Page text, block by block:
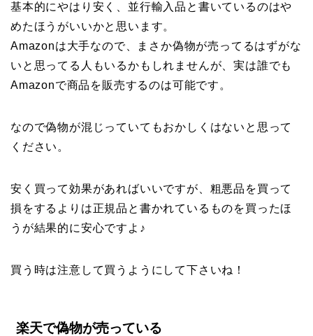
基本的にやはり安く、並行輸入品と書いているのはや
めたほうがいいかと思います。
Amazonは大手なので、まさか偽物が売ってるはずがな
いと思ってる人もいるかもしれませんが、実は誰でも
Amazonで商品を販売するのは可能です。
なので偽物が混じっていてもおかしくはないと思って
ください。
安く買って効果があればいいですが、粗悪品を買って
損をするよりは正規品と書かれているものを買ったほ
うが結果的に安心ですよ♪
買う時は注意して買うようにして下さいね！
楽天で偽物が売っている